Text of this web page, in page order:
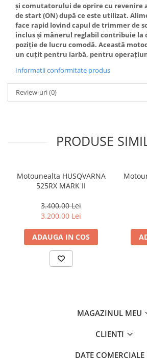
Jucarii
Piese de schimb
Tambur Demaror
Aprindere Electronica
Ambielaje
Ambreiaje
Amortizoare
Capac ambreiaj
Carburatoare
Carcasa ambreiaj
Carcasa demaror
și comutatorului de oprire cu revenire
de start (ON) după ce este utilizat.
face rapid lovind capul de trimmer de
inclus și mânerul reglabil contribuie la
poziție de lucru comodă. Această
un cuțit pentru iarbă, pentru
Informatii conformitate produs
Review-uri(0)
PRODUSE
Motounealta HUSQVARNA
525RX MARK II
3.400,00 Lei
3.200,00 Lei
ADAUGA IN COS
MAGAZINUL MEU
CLIENTI
DATE COMERCIALE